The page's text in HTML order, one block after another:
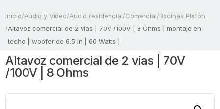
Inicio/Audio y Video/Audio residencial/Comercial/Bocinas Plafón
/Altavoz comercial de 2 vías | 70V /100V | 8 Ohms | montaje en
techo | woofer de 6.5 in | 60 Watts |
Altavoz comercial de 2 vías | 70V
/100V | 8 Ohms